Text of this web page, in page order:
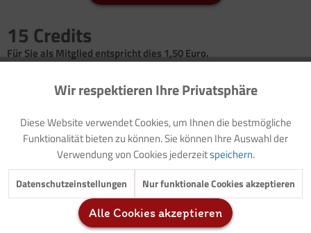
15 Credits
Für Sie als Mitglied entspricht dies 1,50 Euro.
Seitenanzahl
Vorwort: Thematische Einführung (mit Modellzielen und
Buchtipp)
Impuls: Schöpfung
Vorlage: Elternbrief
Erschließung der biblischen Geschichte: Der sechste Tag
Spiel: Tiere raten
Funktionale Aktiv
Marketing Inaktiv
Tracking Inaktiv
Inaktiv
Wir respektieren Ihre Privatsphäre
Diese Website verwendet Cookies, um Ihnen die bestmögliche
Funktionalität bieten zu können. Sie können Ihre Auswahl der
Verwendung von Cookies jederzeitspeichern.
Datenschutzeinstellungen Nur funktionale Cookies akzeptieren
Alle Cookies akzeptieren